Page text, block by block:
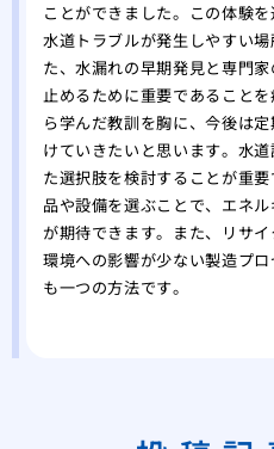
ことができました。この体験
水道トラブルが発生しやすい
た、水漏れの早期発見と専門
止めるために重要であること
ら学んだ教訓を胸に、今後は
けていきたいと思います。水
た選択肢を検討することが重
品や設備を選ぶことで、エネ
が期待できます。また、リサ
環境への影響が少ない製造プ
も一つの方法です。